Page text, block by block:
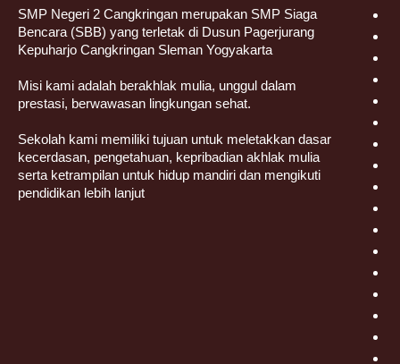
SMP Negeri 2 Cangkringan merupakan SMP Siaga
Bencara (SBB) yang terletak di Dusun Pagerjurang
Kepuharjo Cangkringan Sleman Yogyakarta
Misi kami adalah berakhlak mulia, unggul dalam
prestasi, berwawasan lingkungan sehat.
Sekolah kami memiliki tujuan untuk meletakkan dasar
kecerdasan, pengetahuan, kepribadian akhlak mulia
serta ketrampilan untuk hidup mandiri dan mengikuti
pendidikan lebih lanjut